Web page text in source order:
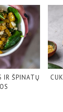
IR ŠPINATŲ